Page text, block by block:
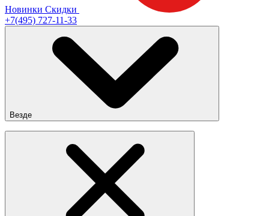
Новинки Скидки
+7(495) 727-11-33
Везде